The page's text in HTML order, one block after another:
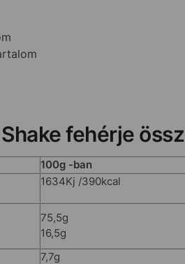
fehérje
100g -ban
1634Kj /390kcal
75,5g
16,5g
7,7g